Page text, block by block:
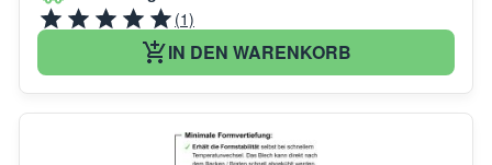
(1)
IN DEN WARENKORB